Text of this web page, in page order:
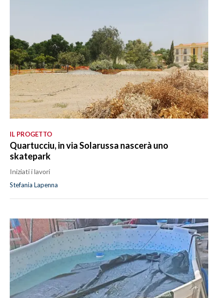
IL PROGETTO
Quartucciu, in via Solarussa nascerà uno
skatepark
Iniziati i lavori
Stefania Lapenna